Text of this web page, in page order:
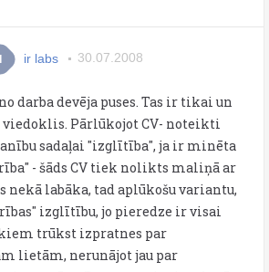
I ir labs 30.07.2008
darba devēja puses. Tas ir tikai un
Pārlūkojot CV- noteikti
sadaļai "izglītība", ja ir minēta
- šāds CV tiek nolikts maliņā ar
nekā labāka, tad aplūkošu variantu,
izglītību, jo pieredze ir visai
trūkst izpratnes par
lietām, nerunājot jau par